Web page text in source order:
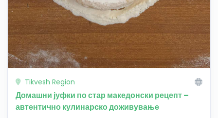
Tikvesh Region
Домашни јуфки по стар македонски рецепт –
автентично кулинарско доживување